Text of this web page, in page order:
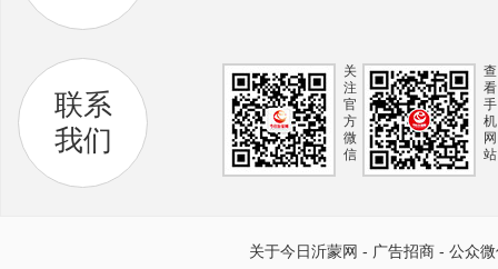
联系
我们
关
注
官
方
微
信
查
看
手
机
网
站
关于今日沂蒙网 - 广告招商 -公众